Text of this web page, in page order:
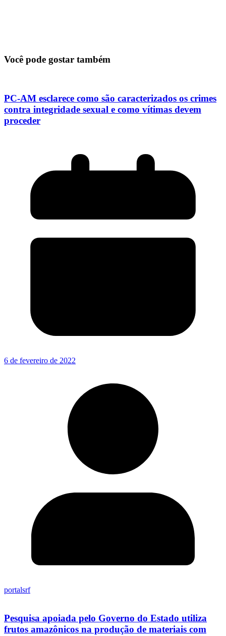
Você pode gostar também
PC-AM esclarece como são caracterizados os crimes
contra integridade sexual e como vítimas devem
proceder
6 de fevereiro de 2022
portalsrf
Pesquisa apoiada pelo Governo do Estado utiliza
frutos amazônicos na produção de materiais com